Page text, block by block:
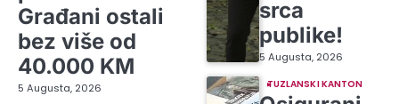
Građani ostali
bez više od
40.000 KM
5 Augusta, 2026
srca
publike!
5 Augusta, 2026
TUZLANSKI KANTON